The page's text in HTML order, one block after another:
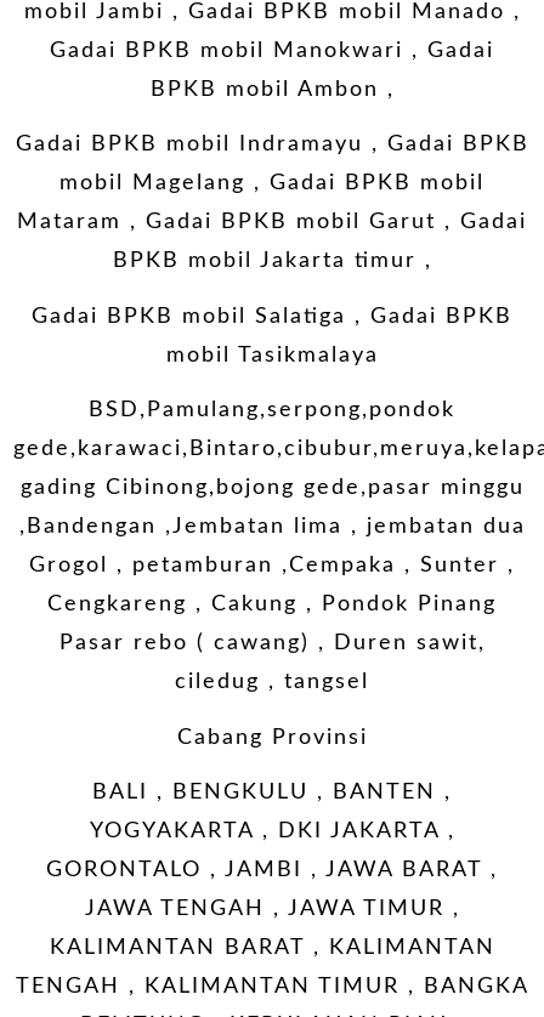
mobil Jambi , Gadai BPKB mobil Manado ,
Gadai BPKB mobil Manokwari , Gadai
BPKB mobil Ambon
,
Gadai BPKB mobil Indramayu , Gadai BPKB
mobil Magelang , Gadai BPKB mobil
Mataram
, Gadai BPKB mobil Garut , Gadai
BPKB mobil Jakarta timur ,
Gadai BPKB mobil Salatiga , Gadai BPKB
mobil Tasikmalaya
BSD,Pamulang,serpong,pondok
gading Cibinong,bojong gede,pasar minggu
,Bandengan ,Jembatan lima , jembatan dua
Grogol , petamburan ,Cempaka , Sunter ,
Cengkareng , Cakung , Pondok Pinang
Pasar rebo ( cawang) , Duren sawit,
ciledug , tangsel
Cabang Provinsi
BALI , BENGKULU , BANTEN ,
YOGYAKARTA , DKI JAKARTA ,
GORONTALO , JAMBI , JAWA BARAT ,
JAWA TENGAH , JAWA TIMUR ,
KALIMANTAN BARAT , KALIMANTAN
TENGAH , KALIMANTAN TIMUR , BANGKA